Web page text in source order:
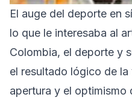
El auge del deporte en
lo que le interesaba al
Colombia, el deporte y
el resultado lógico de
apertura y el optimismo